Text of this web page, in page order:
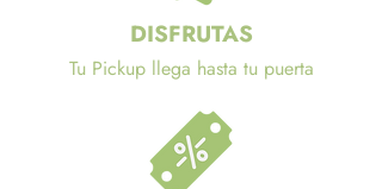
DISFRUTAS
Tu Pickup llega hasta tu puerta